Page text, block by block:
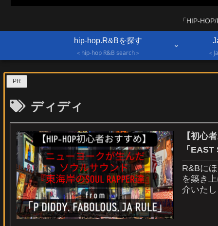
「HIP-
hip-hop.R&Bを探す
＜hip-hop R&B search＞
＜
PR
ディディ
【初心
「
R&Bに
を築き
介いた